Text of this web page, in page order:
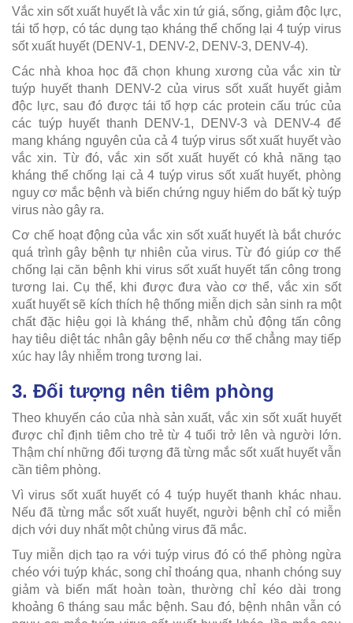
Vắc xin sốt xuất huyết là vắc xin tứ giá, sống, giảm độc lực,
tái tổ hợp, có tác dụng tạo kháng thể chống lại 4 tuýp virus
sốt xuất huyết (DENV-1, DENV-2, DENV-3, DENV-4).
Các nhà khoa học đã chọn khung xương của vắc xin từ
tuýp huyết thanh DENV-2 của virus sốt xuất huyết giảm
độc lực, sau đó được tái tổ hợp các protein cấu trúc của
các tuýp huyết thanh DENV-1, DENV-3 và DENV-4 để
mang kháng nguyên của cả 4 tuýp virus sốt xuất huyết vào
vắc xin. Từ đó, vắc xin sốt xuất huyết có khả năng tạo
kháng thể chống lại cả 4 tuýp virus sốt xuất huyết, phòng
nguy cơ mắc bệnh và biến chứng nguy hiểm do bất kỳ tuýp
virus nào gây ra.
Cơ chế hoạt động của vắc xin sốt xuất huyết là bắt chước
quá trình gây bệnh tự nhiên của virus. Từ đó giúp cơ thể
chống lại căn bệnh khi virus sốt xuất huyết tấn công trong
tương lai. Cụ thể, khi được đưa vào cơ thể, vắc xin sốt
xuất huyết sẽ kích thích hệ thống miễn dịch sản sinh ra một
chất đặc hiệu gọi là kháng thể, nhằm chủ động tấn công
hay tiêu diệt tác nhân gây bệnh nếu cơ thể chẳng may tiếp
xúc hay lây nhiễm trong tương lai.
3. Đối tượng nên tiêm phòng
Theo khuyến cáo của nhà sản xuất, vắc xin sốt xuất huyết
được chỉ định tiêm cho trẻ từ 4 tuổi trở lên và người lớn.
Thậm chí những đối tượng đã từng mắc sốt xuất huyết vẫn
cần tiêm phòng.
Vì virus sốt xuất huyết có 4 tuýp huyết thanh khác nhau.
Nếu đã từng mắc sốt xuất huyết, người bệnh chỉ có miễn
dịch với duy nhất một chủng virus đã mắc.
Tuy miễn dịch tạo ra với tuýp virus đó có thể phòng ngừa
chéo với tuýp khác, song chỉ thoáng qua, nhanh chóng suy
giảm và biến mất hoàn toàn, thường chỉ kéo dài trong
khoảng 6 tháng sau mắc bệnh. Sau đó, bệnh nhân vẫn có